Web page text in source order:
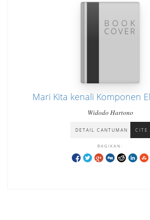
Mari Kita kenali Komponen
Widodo Hartono
DETAIL CANTUMAN CITE
BAGIKAN: